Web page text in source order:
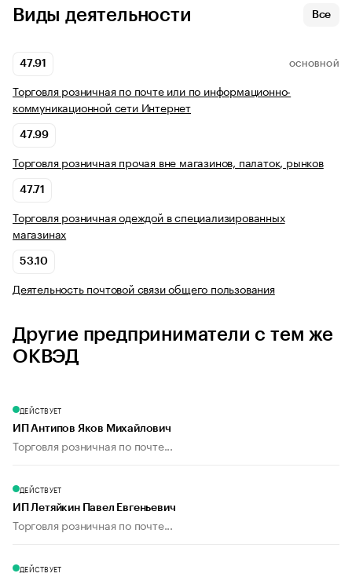
Виды деятельности Все
47.91 ОСНОВНОЙ
Торговля розничная по почте или по информационно-
коммуникационной сети Интернет
47.99
Торговля розничная прочая вне магазинов, палаток, рынков
47.71
Торговля розничная одеждой в специализированных
магазинах
53.10
Деятельность почтовой связи общего пользования
Другие предприниматели с тем же
ОКВЭД
ДЕЙСТВУЕТ
ИП Антипов Яков Михайлович
Торговля розничная по почте...
ДЕЙСТВУЕТ
ИП Летяйкин Павел Евгеньевич
Торговля розничная по почте...
ДЕЙСТВУЕТ